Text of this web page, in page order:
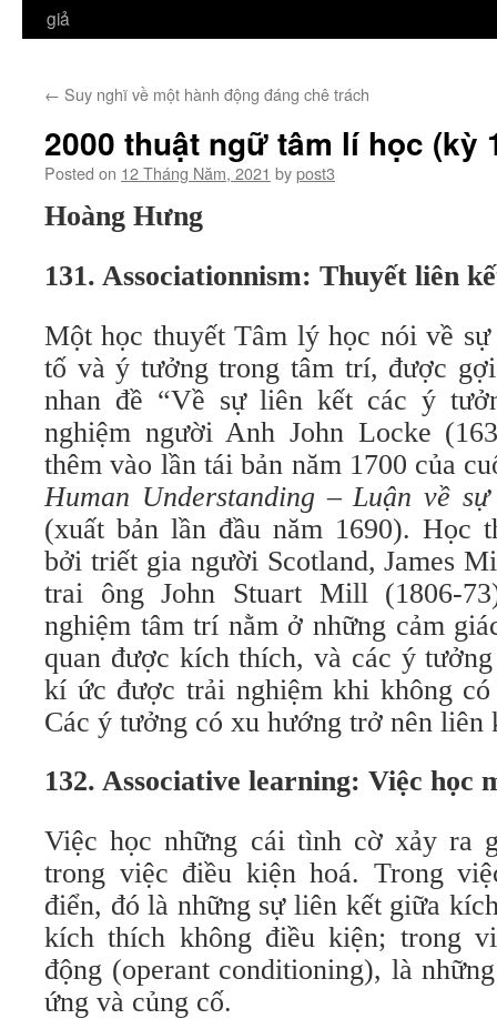
giả
← Suy nghĩ về một hành động đáng chê trách
2000 thuật ngữ tâm lí học (kỳ
Posted on 12 Tháng Năm, 2021 bypost3
Hoàng Hưng
131. Associationnism: Thuyết liên
Một học thuyết Tâm lý học nói về
tố và ý tưởng trong tâm trí, được
nhan đề “Về sự liên kết các ý
nghiệm người Anh John Locke
thêm vào lần tái bản năm 1700 của
Human Understanding – Luận về
(xuất bản lần đầu năm 1690). Học
bởi triết gia người Scotland, James
trai ông John Stuart Mill (1806-
nghiệm tâm trí nằm ở những cảm
quan được kích thích, và các ý
kí ức được trải nghiệm khi không
Các ý tưởng có xu hướng trở nên liên
132. Associative learning: Việc học
Việc học những cái tình cờ xảy ra
trong việc điều kiện hoá. Trong
điển, đó là những sự liên kết giữa
kích thích không điều kiện; trong
động (operant conditioning), là
ứng và củng cố.